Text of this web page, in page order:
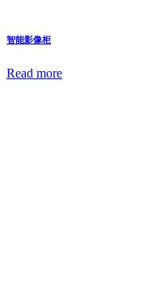
智能影像柜
Read more